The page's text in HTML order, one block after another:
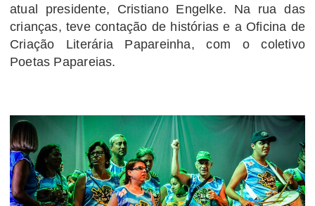
atual presidente, Cristiano Engelke. Na rua das
crianças, teve contação de histórias e a Oficina de
Criação Literária Papareinha, com o coletivo
Poetas Papareias.